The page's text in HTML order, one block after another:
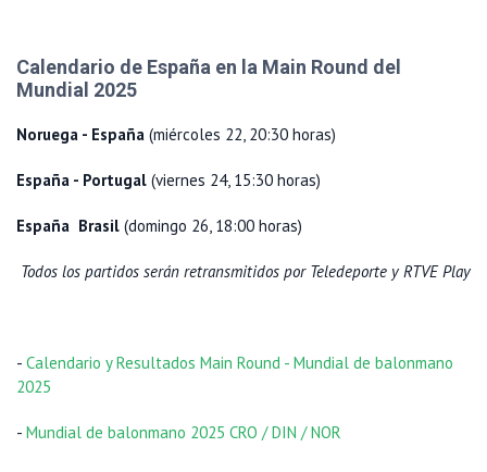
Calendario de España en la Main Round del
Mundial 2025
Noruega - España (miércoles 22, 20:30 horas)
España - Portugal (viernes 24, 15:30 horas)
España Brasil (domingo 26, 18:00 horas)
Todos los partidos serán retransmitidos por Teledeporte y RTVE Play
- Calendario y Resultados Main Round - Mundial de balonmano
2025
- Mundial de balonmano 2025 CRO / DIN / NOR